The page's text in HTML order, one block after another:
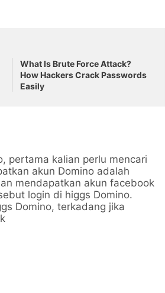
What Is Brute Force Attack?
How Hackers Crack Passwords
Easily
pertama kalian perlu mencari
akun Domino adalah
mendapatkan akun facebook
login di higgs Domino.
Domino, terkadang jika